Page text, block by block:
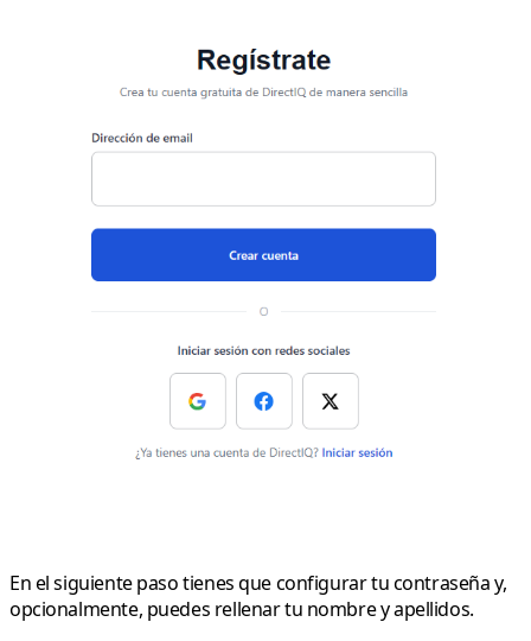
En el siguiente paso tienes que configurar tu contraseña y,
opcionalmente, puedes rellenar tu nombre y apellidos.